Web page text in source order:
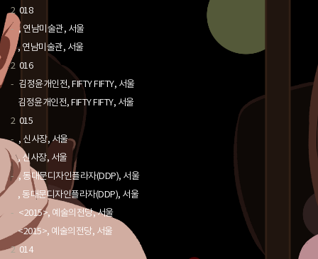
2 018
- , 연남미술관, 서울
, 연남미술관, 서울
2 016
- 김정윤개인전, FIFTY FIFTY, 서울
김정윤개인전, FIFTY FIFTY, 서울
2 015
- , 신사장, 서울
, 신사장, 서울
- , 동대문디자인플라자(DDP), 서울
, 동대문디자인플라자(DDP), 서울
- <2015>, 예술의전당, 서울
<2015>, 예술의전당, 서울
2 014